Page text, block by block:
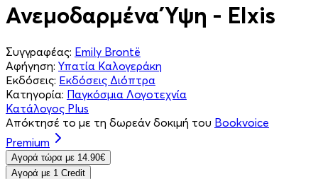
Ανεμοδαρμένα Ύψη - Elxis
Συγγραφέας: Emily Brontë
Αφήγηση: Υπατία Καλογεράκη
Εκδόσεις: Εκδόσεις Διόπτρα
Κατηγορία: Παγκόσμια Λογοτεχνία
Κατάλογος Plus
Απόκτησέ το με τη δωρεάν δοκιμή του Bookvoice
Premium
Aγορά τώρα με 14.90€
Aγορά με 1 Credit